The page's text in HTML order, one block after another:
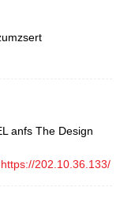
anfs The Design
https://202.10.36.133/